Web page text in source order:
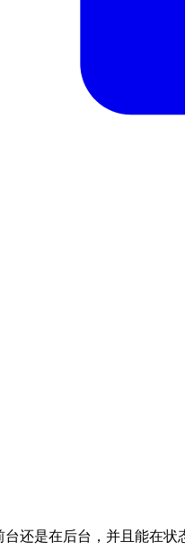
还是在后台，并且能在状